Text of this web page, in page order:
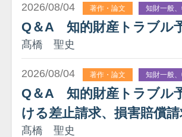
2026/08/04 著作・論文 知財一般
Q＆A 知的財産トラブル
髙橋 聖史
2026/08/04 著作・論文 知財一般
Q＆A 知的財産トラブル
ける差止請求、損害賠償
髙橋 聖史